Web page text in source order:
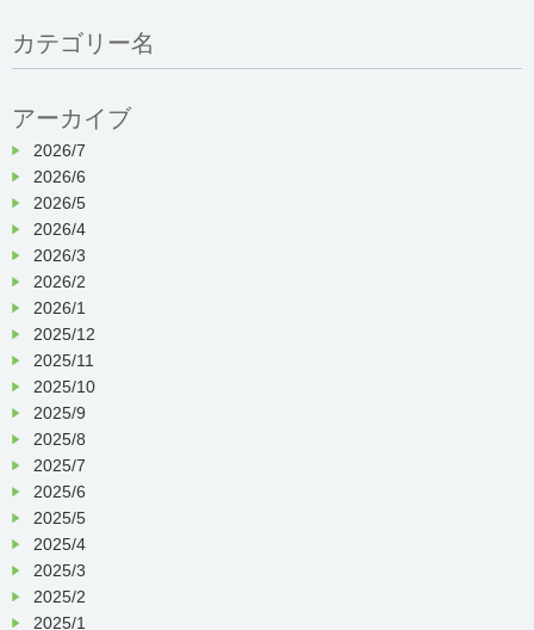
カテゴリー名
アーカイブ
2026/7
2026/6
2026/5
2026/4
2026/3
2026/2
2026/1
2025/12
2025/11
2025/10
2025/9
2025/8
2025/7
2025/6
2025/5
2025/4
2025/3
2025/2
2025/1